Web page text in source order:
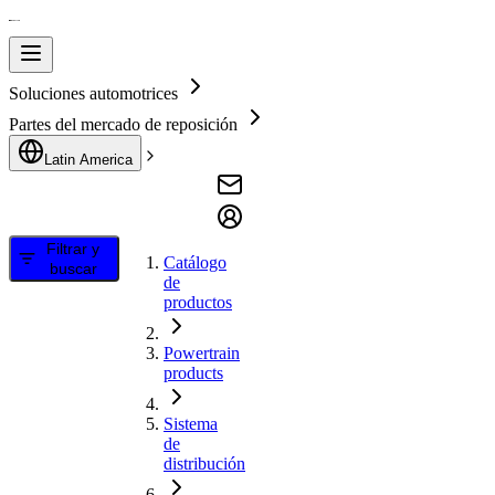
Soluciones automotrices
Partes del mercado de reposición
Latin America
Filtrar y
buscar
Catálogo
de
productos
Powertrain
products
Sistema
de
distribución